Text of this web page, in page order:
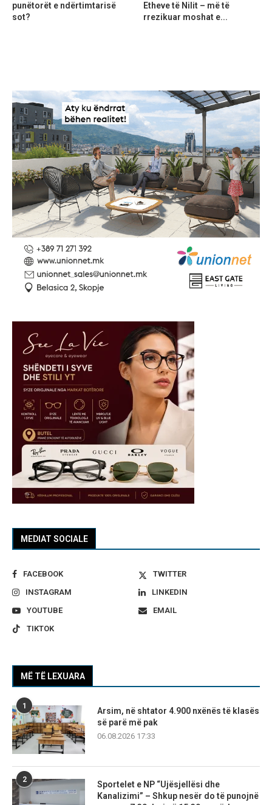
MEDIAT SOCIALE
FACEBOOK
TWITTER
INSTAGRAM
LINKEDIN
YOUTUBE
EMAIL
TIKTOK
MË TË LEXUARA
1
Arsim, në shtator 4.900 nxënës të klasës
së parë më pak
06.08.2026 17:33
2
Sportelet e NP “Ujësjellësi dhe
Kanalizimi” – Shkup nesër do të punojnë
punëtorët e ndërtimtarisë
sot?
Etheve të Nilit – më të
rrezikuar moshat e...